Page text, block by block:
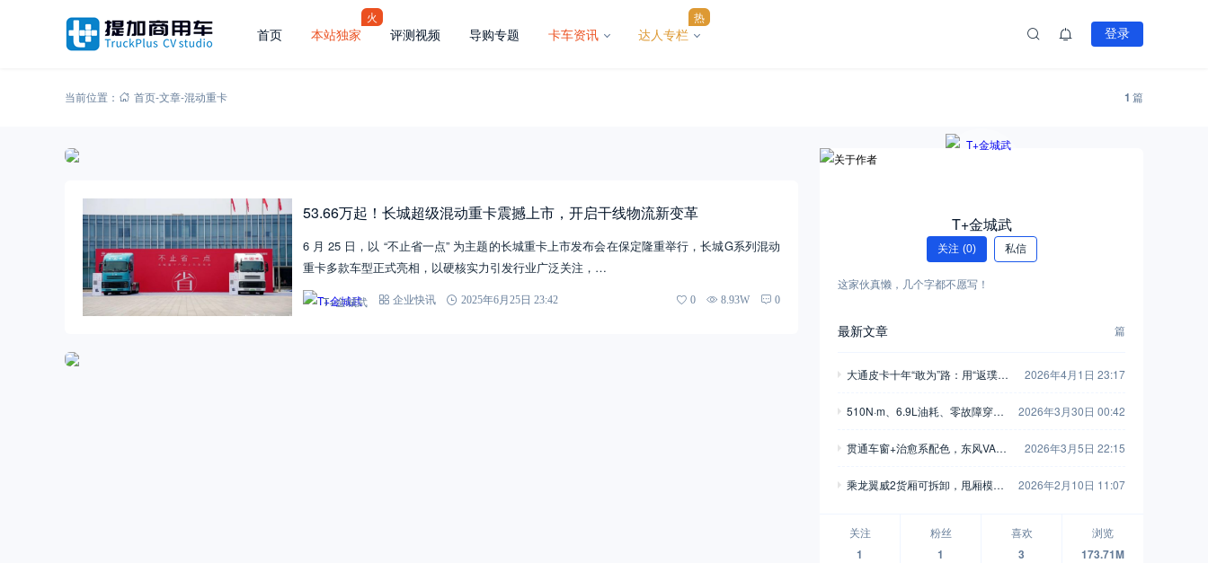
首页 本站独家
火
评测视频 导购专题 卡车资讯 达人专栏
热
登录
当前位置： 首页-文章-混动重卡 1 篇
53.66万起！长城超级混动重卡震撼上市，开启干线物流新变革
6 月 25 日，以 “不止省一点” 为主题的长城重卡上市发布会在保定隆重举行，长城G系列混动
重卡多款车型正式亮相，以硬核实力引发行业广泛关注，…
T+金城武 企业快讯 2025年6月25日 23:42 0 8.93W 0
T+金城武
关注 (0) 私信
这家伙真懒，几个字都不愿写！
最新文章 篇
大通皮卡十年“敢为”路：用“返璞归
2026年4月1日 23:17
510N·m、6.9L油耗、零故障穿
2026年3月30日 00:42
贯通车窗+治愈系配色，东风VAN
2026年3月5日 22:15
乘龙翼威2货厢可拆卸，甩厢模式
2026年2月10日 11:07
关注
1
粉丝
1
喜欢
3
浏览
173.71M